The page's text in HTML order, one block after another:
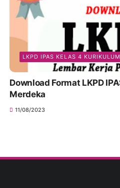
LKPD IPAS KELAS 4
Download Format LKPD
Merdeka
11/08/2023